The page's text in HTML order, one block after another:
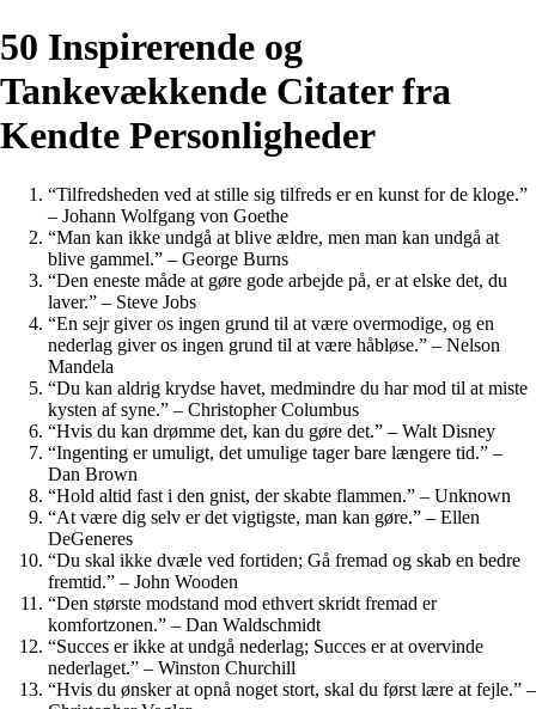
50 Inspirerende og
Tankevækkende Citater fra
Kendte Personligheder
“Tilfredsheden ved at stille sig tilfreds er en kunst for de kloge.”
– Johann Wolfgang von Goethe
“Man kan ikke undgå at blive ældre, men man kan undgå at
blive gammel.” – George Burns
“Den eneste måde at gøre gode arbejde på, er at elske det, du
laver.” – Steve Jobs
“En sejr giver os ingen grund til at være overmodige, og en
nederlag giver os ingen grund til at være håbløse.” – Nelson
Mandela
“Du kan aldrig krydse havet, medmindre du har mod til at miste
kysten af syne.” – Christopher Columbus
“Hvis du kan drømme det, kan du gøre det.” – Walt Disney
“Ingenting er umuligt, det umulige tager bare længere tid.” –
Dan Brown
“Hold altid fast i den gnist, der skabte flammen.” – Unknown
“At være dig selv er det vigtigste, man kan gøre.” – Ellen
DeGeneres
“Du skal ikke dvæle ved fortiden; Gå fremad og skab en bedre
fremtid.” – John Wooden
“Den største modstand mod ethvert skridt fremad er
komfortzonen.” – Dan Waldschmidt
“Succes er ikke at undgå nederlag; Succes er at overvinde
nederlaget.” – Winston Churchill
“Hvis du ønsker at opnå noget stort, skal du først lære at fejle.” –